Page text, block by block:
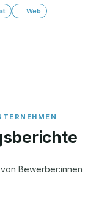
Web
Bewerber:innen